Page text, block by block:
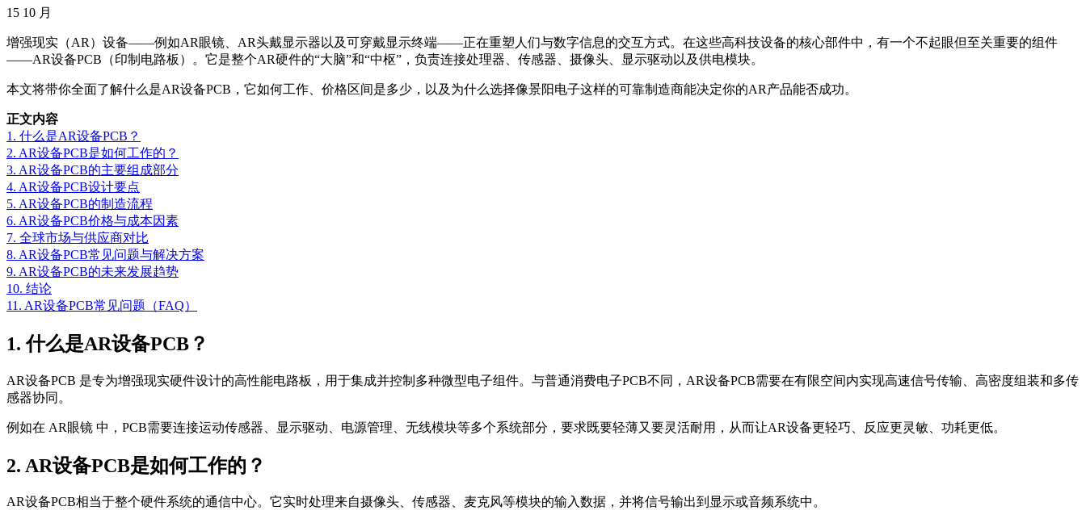
15 10 月
增强现实（AR）设备——例如AR眼镜、AR头戴显示器以及可穿戴显示终端——正在重塑人们与数字信息的交互方式。在这些高科技设备的核心部件中，有一个不起眼但至关重要的组件
——AR设备PCB（印制电路板）。它是整个AR硬件的“大脑”和“中枢”，负责连接处理器、传感器、摄像头、显示驱动以及供电模块。
本文将带你全面了解什么是AR设备PCB，它如何工作、价格区间是多少，以及为什么选择像景阳电子这样的可靠制造商能决定你的AR产品能否成功。
正文内容
1. 什么是AR设备PCB？
2. AR设备PCB是如何工作的？
3. AR设备PCB的主要组成部分
4. AR设备PCB设计要点
5. AR设备PCB的制造流程
6. AR设备PCB价格与成本因素
7. 全球市场与供应商对比
8. AR设备PCB常见问题与解决方案
9. AR设备PCB的未来发展趋势
10. 结论
11. AR设备PCB常见问题（FAQ）
1. 什么是AR设备PCB？
AR设备PCB 是专为增强现实硬件设计的高性能电路板，用于集成并控制多种微型电子组件。与普通消费电子PCB不同，AR设备PCB需要在有限空间内实现高速信号传输、高密度组装和多传
感器协同。
例如在 AR眼镜 中，PCB需要连接运动传感器、显示驱动、电源管理、无线模块等多个系统部分，要求既要轻薄又要灵活耐用，从而让AR设备更轻巧、反应更灵敏、功耗更低。
2. AR设备PCB是如何工作的？
AR设备PCB相当于整个硬件系统的通信中心。它实时处理来自摄像头、传感器、麦克风等模块的输入数据，并将信号输出到显示或音频系统中。